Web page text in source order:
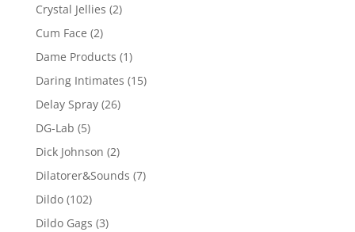
Crystal Jellies (2)
Cum Face (2)
Dame Products (1)
Daring Intimates (15)
Delay Spray (26)
DG-Lab (5)
Dick Johnson (2)
Dilatorer&Sounds (7)
Dildo (102)
Dildo Gags (3)